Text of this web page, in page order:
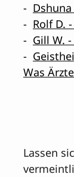
-
- Rolf D.
- Gill W.
-
Was
Lassen